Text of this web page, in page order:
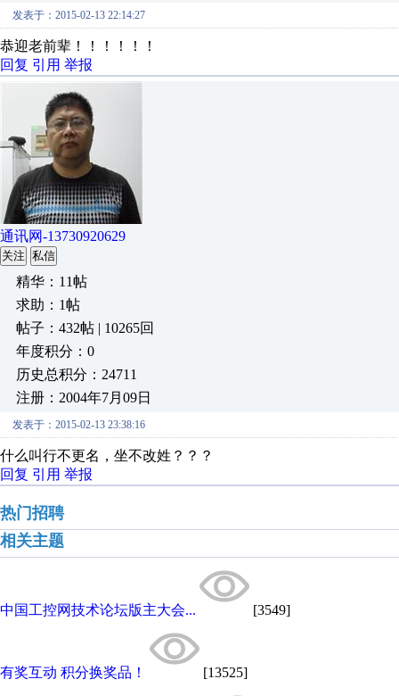
发表于：2015-02-13 22:14:27
恭迎老前辈！！！！！！
回复 引用 举报
通讯网-13730920629
关注 私信
精华：11帖
求助：1帖
帖子：432帖 | 10265回
年度积分：0
历史总积分：24711
注册：2004年7月09日
发表于：2015-02-13 23:38:16
什么叫行不更名，坐不改姓？？？
回复 引用 举报
热门招聘
相关主题
中国工控网技术论坛版主大会... [3549]
有奖互动 积分换奖品！ [13525]